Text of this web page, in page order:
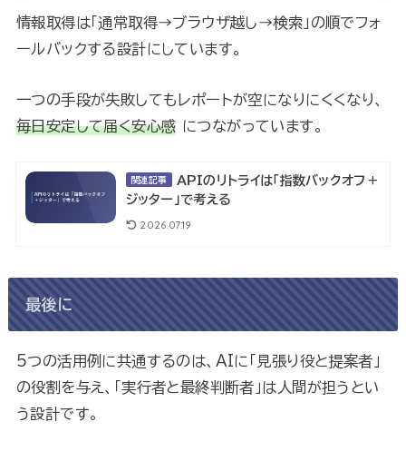
情報取得は「通常取得→ブラウザ越し→検索」の順でフォ
ールバックする設計にしています。
一つの手段が失敗してもレポートが空になりにくくなり、
毎日安定して届く安心感 につながっています。
関連記事
APIのリトライは「指数バックオフ＋
ジッター」で考える
2026.07.19
最後に
5つの活用例に共通するのは、AIに「見張り役と提案者」
の役割を与え、「実行者と最終判断者」は人間が担うとい
う設計です。